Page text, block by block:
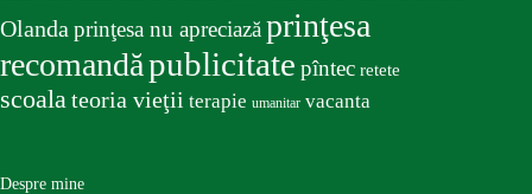
Olanda prinţesa nu apreciază prinţesa
recomandăpublicitate pîntec retete
scoala teoria vieţii terapie umanitar vacanta
Despre mine